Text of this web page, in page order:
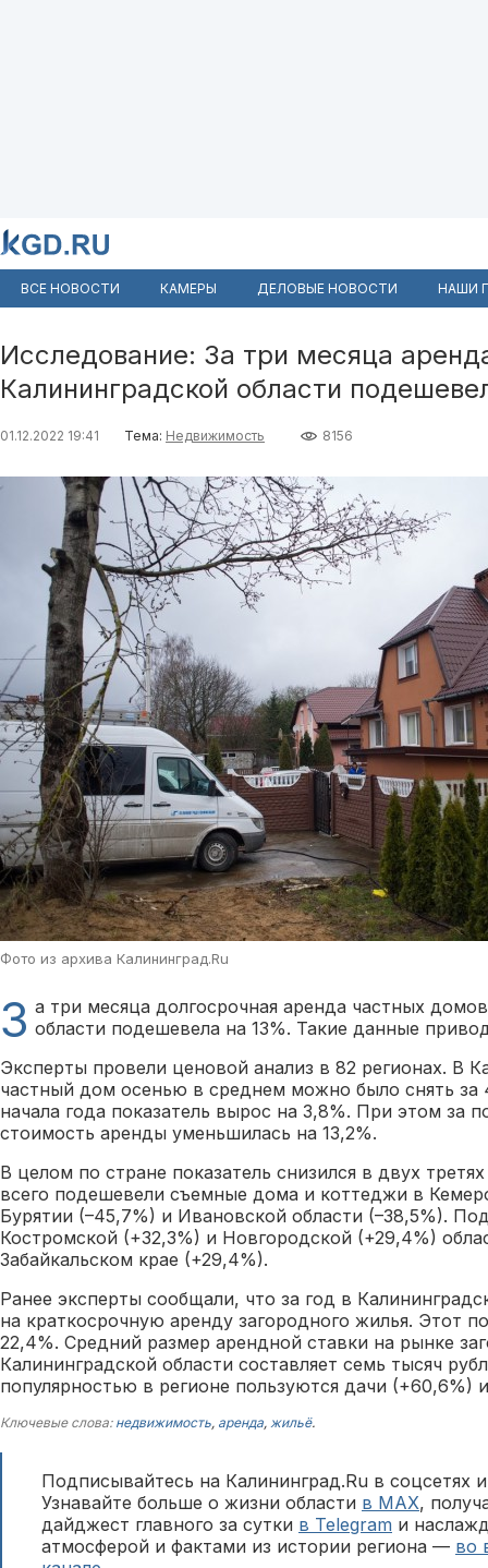
ВСЕ НОВОСТИ КАМЕРЫ ДЕЛОВЫЕ НОВОСТИ НАШИ
Исследование: За три месяца
Калининградской области
01.12.2022 19:41 Тема: Недвижимость 8156
Фото из архива Калининград.Ru
З а три месяца долгосрочная аренда частных
области подешевела на 13%. Такие данные
Эксперты провели ценовой анализ в 82 регионах. В
частный дом осенью в среднем можно было снять за
начала года показатель вырос на 3,8%. При этом за
стоимость аренды уменьшилась на 13,2%.
В целом по стране показатель снизился в двух
всего подешевели съемные дома и коттеджи в
Бурятии (–45,7%) и Ивановской области (–38,5%).
Костромской (+32,3%) и Новгородской (+29,4%)
Забайкальском крае (+29,4%).
Ранее эксперты сообщали, что за год в
на краткосрочную аренду загородного жилья. Этот
22,4%. Средний размер арендной ставки на рынке
Калининградской области составляет семь тысяч
популярностью в регионе пользуются дачи (+60,6%)
Ключевые слова: недвижимость, аренда, жильё.
Подписывайтесь на Калининград.Ru в соцсетях
Узнавайте больше о жизни области в MAX,
дайджест главного за сутки в Telegram и
атмосферой и фактами из истории региона — во